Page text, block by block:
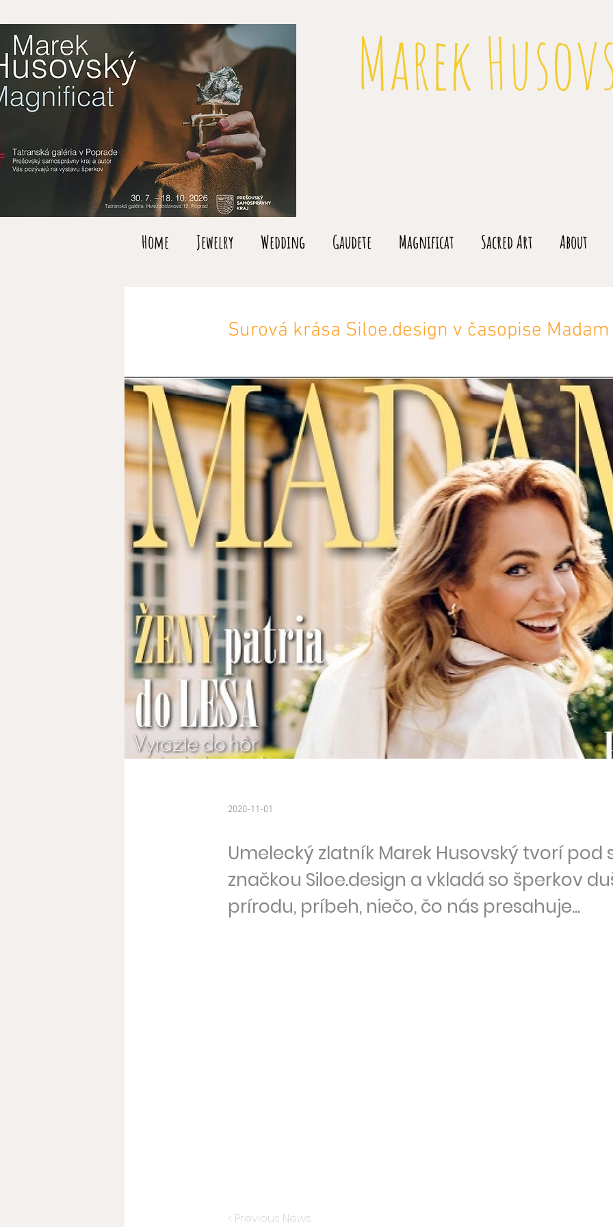
Marek
Home Jewelry Wedding Gaudete Magnificat Sacred Art About
Surová krása Siloe.design v časopise Madam
2020-11-01
Umelecký zlatník Marek Husovský tvorí pod
značkou Siloe.design a vkladá so šperkov
prírodu, príbeh, niečo, čo nás presahuje...
< Previous News